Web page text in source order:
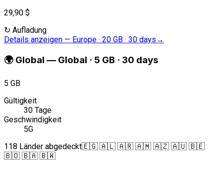
29,90 $
↻ Aufladung
Details anzeigen — Europe · 20 GB · 30 days →
🌍 Global — Global · 5 GB · 30 days
5 GB
Gültigkeit
30 Tage
Geschwindigkeit
5G
118 Länder abgedeckt🇪🇬 🇦🇱 🇦🇷 🇦🇲 🇦🇿 🇦🇺 🇧🇪
🇧🇴 🇧🇦 🇧🇼